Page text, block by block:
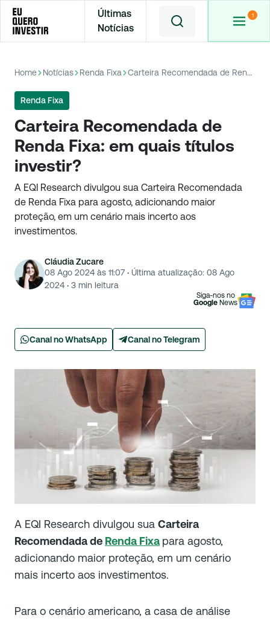
Últimas
Notícias
Home Notícias Renda Fixa Carteira Recomendada de Renda Fixa: em quais títulos investir?
Renda Fixa
Carteira Recomendada de
Renda Fixa: em quais títulos
investir?
A EQI Research divulgou sua Carteira Recomendada
de Renda Fixa para agosto, adicionando maior
proteção, em um cenário mais incerto aos
investimentos.
Cláudia Zucare
08 Ago 2024 às 11:07 · Última atualização: 08 Ago
2024 · 3 min leitura
Siga-nos no
Google News
Canal no WhatsApp Canal no Telegram
A EQI Research divulgou sua Carteira
Recomendada de Renda Fixa para agosto,
adicionando maior proteção, em um cenário
mais incerto aos investimentos.
Para o cenário americano, a casa de análise